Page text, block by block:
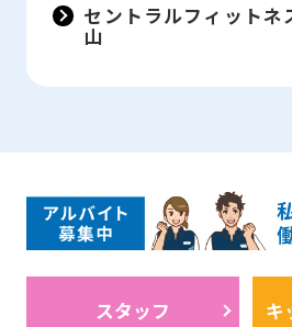
セントラルフィットネ
山
スタッフ キ